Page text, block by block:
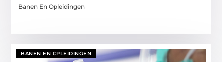
Banen En Opleidingen
BANEN EN OPLEIDINGEN